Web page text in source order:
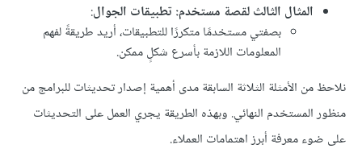
المثال الثالث لقصة مستخدم: تطبيقات الجوال:
بصفتي مستخدمًا متكررًا للتطبيقات، أريد طريقةً لفهم
المعلومات اللازمة بأسرع شكلٍ ممكن.
نلاحظ من الأمثلة الثلاثة السابقة مدى أهمية إصدار تحديثات للبرامج من
منظور المستخدم النهائي. وبهذه الطريقة يجري العمل على التحديثات
على ضوء معرفة أبرز اهتمامات العملاء.